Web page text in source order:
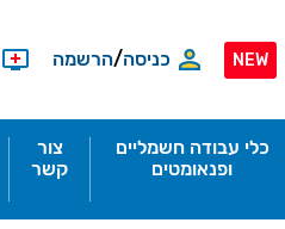
NEW כניסה/הרשמה
כלי עבודה חשמליים
ופנאומטים
צור
קשר